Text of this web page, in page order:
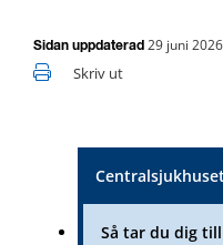
Så tar du dig
Sidan uppdaterad 29 juni 2026
Skriv ut